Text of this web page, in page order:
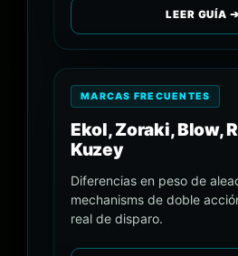
LEER GUÍA ➔
MARCAS FRECUENTES
Ekol, Zoraki, Blow,
Kuzey
Diferencias en peso de
mechanisms de doble
real de disparo.